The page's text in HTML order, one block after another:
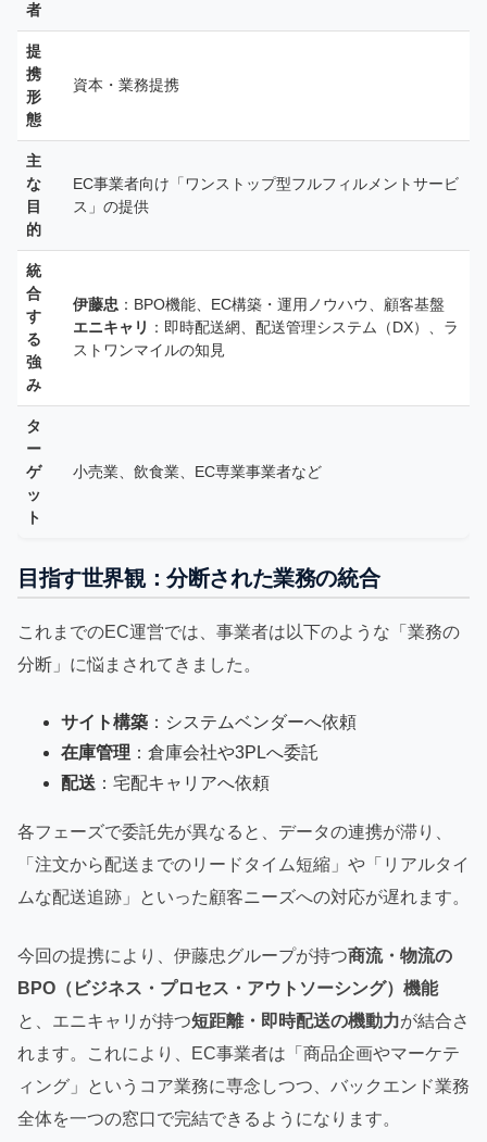
者
提
携
形
態
資本・業務提携
主
な
目
的
EC事業者向け「ワンストップ型フルフィルメントサービ
ス」の提供
統
合
す
る
強
み
伊藤忠 ：BPO機能、EC構築・運用ノウハウ、顧客基盤
エニキャリ ：即時配送網、配送管理システム（DX）、ラ
ストワンマイルの知見
タ
ー
ゲ
ッ
ト
小売業、飲食業、EC専業事業者など
目指す世界観：分断された業務の統合
これまでのEC運営では、事業者は以下のような「業務の
分断」に悩まされてきました。
サイト構築 ：システムベンダーへ依頼
在庫管理 ：倉庫会社や3PLへ委託
配送 ：宅配キャリアへ依頼
各フェーズで委託先が異なると、データの連携が滞り、
「注文から配送までのリードタイム短縮」や「リアルタイ
ムな配送追跡」といった顧客ニーズへの対応が遅れます。
今回の提携により、伊藤忠グループが持つ商流・物流の
BPO（ビジネス・プロセス・アウトソーシング）機能
と、エニキャリが持つ短距離・即時配送の機動力が結合さ
れます。これにより、EC事業者は「商品企画やマーケテ
ィング」というコア業務に専念しつつ、バックエンド業務
全体を一つの窓口で完結できるようになります。